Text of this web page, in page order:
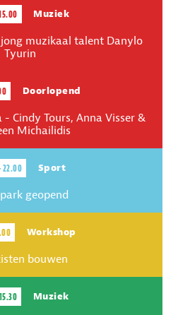
Muziek
muzikaal talent Danylo
Tyurin
Doorlopend
- Cindy Tours, Anna Visser &
Michailidis
22.00 Sport
geopend
Workshop
bouwen
Muziek